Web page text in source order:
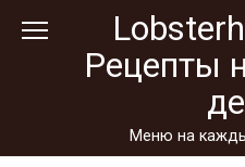
Рецепты
Меню на